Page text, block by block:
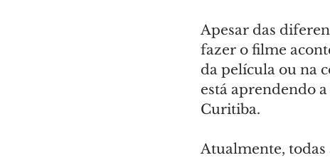
Apesar das
fazer o filme
da película ou na
está aprendendo
Curitiba.
Atualmente, todas